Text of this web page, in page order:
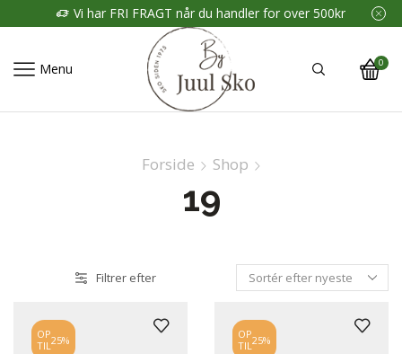
Vi har FRI FRAGT når du handler for over 500kr
Menu 0
Forside Shop
19
Filtrer efter
OP
TIL25%
OP
TIL25%